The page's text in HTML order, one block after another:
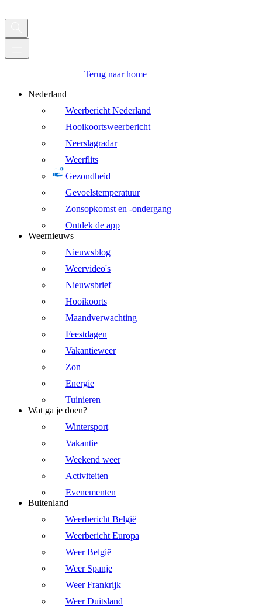
Terug naar home
Nederland
Weerbericht Nederland
Hooikoortsweerbericht
Neerslagradar
Weerflits
Gezondheid
Gevoelstemperatuur
Zonsopkomst en -ondergang
Ontdek de app
Weernieuws
Nieuwsblog
Weervideo's
Nieuwsbrief
Hooikoorts
Maandverwachting
Feestdagen
Vakantieweer
Zon
Energie
Tuinieren
Wat ga je doen?
Wintersport
Vakantie
Weekend weer
Activiteiten
Evenementen
Buitenland
Weerbericht België
Weerbericht Europa
Weer België
Weer Spanje
Weer Frankrijk
Weer Duitsland